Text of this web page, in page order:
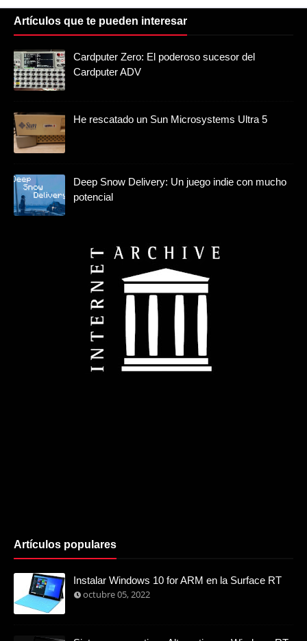
Artículos que te pueden interesar
Cardputer Zero: El poderoso sucesor del
Cardputer ADV
He rescatado un Sun Microsystems Ultra 5
Deep Snow Delivery: Un juego indie con mucho
potencial
Artículos populares
Instalar Windows 10 for ARM en la Surface RT
octubre 05, 2022